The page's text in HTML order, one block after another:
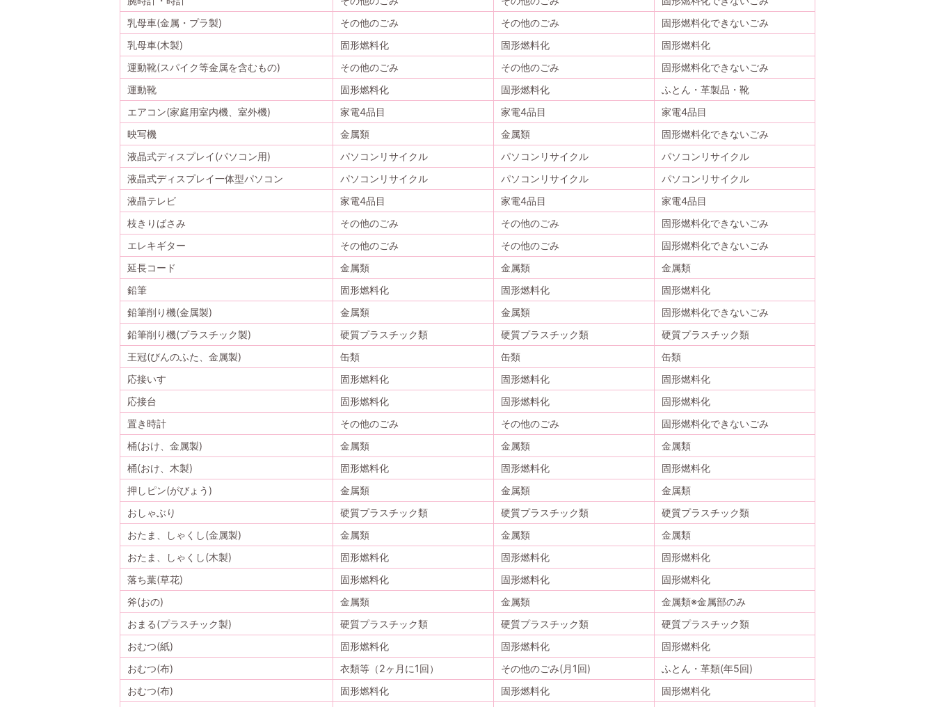
乳母車(金属・プラ製)
その他のごみ その他のごみ
固形燃料化できないごみ
乳母車(木製)
固形燃料化 固形燃料化
固形燃料化
運動靴(スパイク等金属を含むもの)
その他のごみ その他のごみ
固形燃料化できないごみ
運動靴
固形燃料化 固形燃料化
ふとん・革製品・靴
エアコン(家庭用室内機、室外機)
家電4品目 家電4品目
家電4品目
映写機
金属類 金属類
固形燃料化できないごみ
液晶式ディスプレイ(パソコン用)
パソコンリサイクル パソコンリサイクル
パソコンリサイクル
液晶式ディスプレイ一体型パソコン
パソコンリサイクル パソコンリサイクル
パソコンリサイクル
液晶テレビ
家電4品目 家電4品目
家電4品目
枝きりばさみ
その他のごみ その他のごみ
固形燃料化できないごみ
エレキギター
その他のごみ その他のごみ
固形燃料化できないごみ
延長コード
金属類 金属類
金属類
鉛筆
固形燃料化 固形燃料化
固形燃料化
鉛筆削り機(金属製)
金属類 金属類
固形燃料化できないごみ
鉛筆削り機(プラスチック製)
硬質プラスチック類 硬質プラスチック類
硬質プラスチック類
王冠(びんのふた、金属製)
缶類 缶類
缶類
応接いす
固形燃料化 固形燃料化
固形燃料化
応接台
固形燃料化 固形燃料化
固形燃料化
置き時計
その他のごみ その他のごみ
固形燃料化できないごみ
桶(おけ、金属製)
金属類 金属類
金属類
桶(おけ、木製)
固形燃料化 固形燃料化
固形燃料化
押しピン(がびょう)
金属類 金属類
金属類
おしゃぶり
硬質プラスチック類 硬質プラスチック類
硬質プラスチック類
おたま、しゃくし(金属製)
金属類 金属類
金属類
おたま、しゃくし(木製)
固形燃料化 固形燃料化
固形燃料化
落ち葉(草花)
固形燃料化 固形燃料化
固形燃料化
斧(おの)
金属類 金属類
金属類※金属部のみ
おまる(プラスチック製)
硬質プラスチック類 硬質プラスチック類
硬質プラスチック類
おむつ(紙)
固形燃料化 固形燃料化
固形燃料化
おむつ(布)
衣類等（2ヶ月に1回） その他のごみ(月1回)
ふとん・革類(年5回)
おむつ(布)
固形燃料化 固形燃料化 固形燃料化